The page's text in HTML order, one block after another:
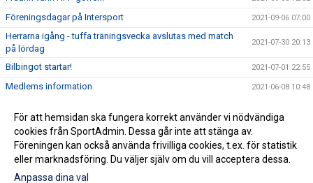
Föreningsdagar på Intersport 2021-09-06 07:00
Herrarna igång - tuffa träningsvecka avslutas med match
på lördag
2021-07-30 20:13
Bilbingot startar! 2021-07-01 22:55
Medlems information 2021-06-08 10:48
Nya uppdaterade riktlinjer för Covid gällande
ungdomslagen 10-19 år i Nässjö FF.
För att hemsidan ska fungera korrekt använder vi nödvändiga
cookies från SportAdmin. Dessa går inte att stänga av.
Föreningen kan också använda frivilliga cookies, t.ex. för statistik
eller marknadsföring. Du väljer själv om du vill acceptera dessa.
Anpassa dina val